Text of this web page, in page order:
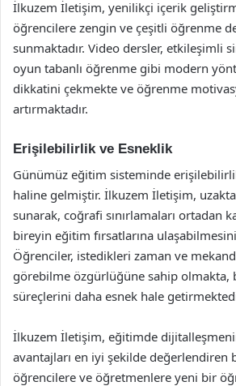
İlkuzem İletişim, yenilikçi içerik
öğrencilere zengin ve çeşitli öğrenme
sunmaktadır. Video dersler, etkileşimli
oyun tabanlı öğrenme gibi modern
dikkatini çekmekte ve öğrenme
artırmaktadır.
Erişilebilirlik ve Esneklik
Günümüz eğitim sisteminde
haline gelmiştir. İlkuzem İletişim,
sunarak, coğrafi sınırlamaları ortadan
bireyin eğitim fırsatlarına
Öğrenciler, istedikleri zaman ve
görebilme özgürlüğüne sahip olmakta,
süreçlerini daha esnek hale
İlkuzem İletişim, eğitimde
avantajları en iyi şekilde değerlendiren
öğrencilere ve öğretmenlere yeni bir